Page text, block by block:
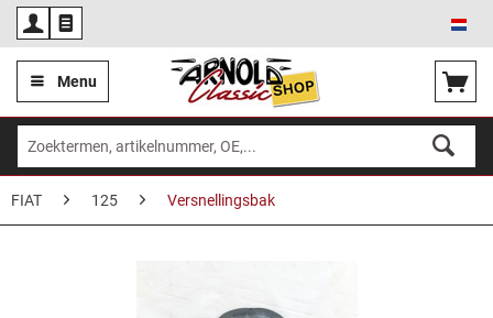
Menu
FIAT 125 Versnellingsbak